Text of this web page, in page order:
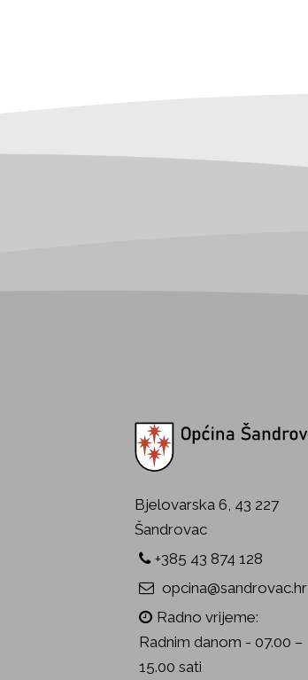
Bjelovarska 6, 43 227
Šandrovac
+385 43 874 128
opcina@sandrovac.hr
Radno vrijeme:
Radnim danom - 07.00 –
15.00 sati